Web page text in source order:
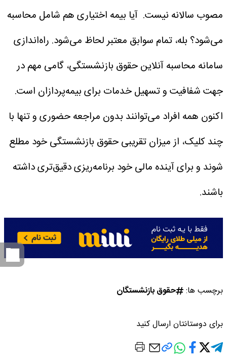
مصوب سالانه نیست. آیا بیمه اختیاری هم شامل محاسبه
می‌شود؟ بله، تمام سوابق معتبر لحاظ می‌شود. راه‌اندازی
سامانه محاسبه آنلاین حقوق بازنشستگی، گامی مهم در
جهت شفافیت و تسهیل خدمات برای بیمه‌پردازان است.
اکنون همه افراد می‌توانند بدون مراجعه حضوری و تنها با
چند کلیک، از میزان تقریبی حقوق بازنشستگی خود مطلع
شوند و برای آینده مالی خود برنامه‌ریزی دقیق‌تری داشته
باشند.
برچسب ها: حقوق بازنشستگان
برای دوستانتان ارسال کنید